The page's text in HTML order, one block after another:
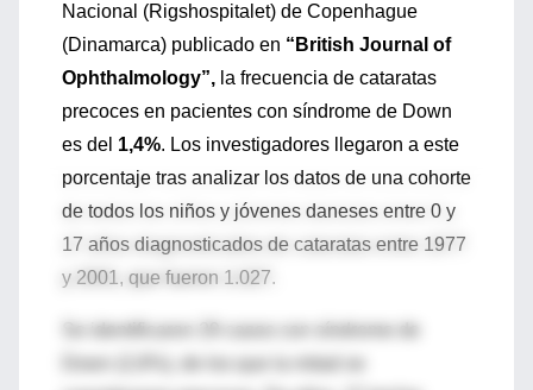
Nacional (Rigshospitalet) de Copenhague
(Dinamarca) publicado en “British Journal of
Ophthalmology”, la frecuencia de cataratas
precoces en pacientes con síndrome de Down
es del 1,4%. Los investigadores llegaron a este
porcentaje tras analizar los datos de una cohorte
de todos los niños y jóvenes daneses entre 0 y
17 años diagnosticados de cataratas entre 1977
y 2001, que fueron 1.027.